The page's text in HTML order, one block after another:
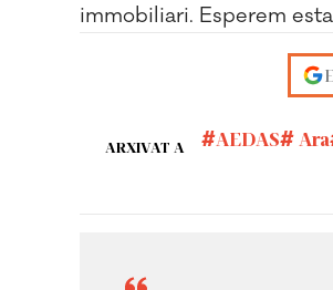
immobiliari. Esperem
ARXIVAT A AEDAS Ara